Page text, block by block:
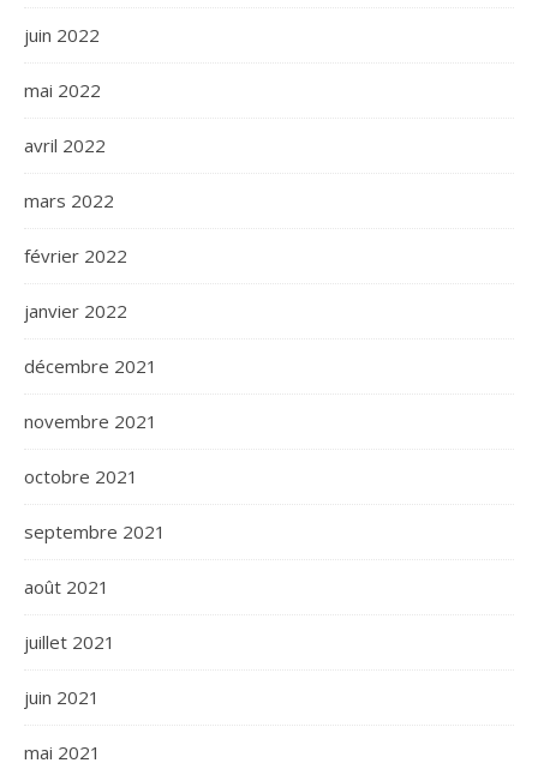
juin 2022
mai 2022
avril 2022
mars 2022
février 2022
janvier 2022
décembre 2021
novembre 2021
octobre 2021
septembre 2021
août 2021
juillet 2021
juin 2021
mai 2021